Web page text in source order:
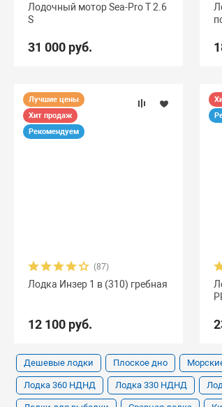
Лодочный мотор Sea-Pro Т 2.6
S
31 000 руб.
Лучшие цены
Хит продаж
Рекомендуем
(87)
Лодка Инзер 1 в (310) гребная
12 100 руб.
Дешевые лодки Плоское дно
Лодка 360 НДНД Лодка 330 НДНД